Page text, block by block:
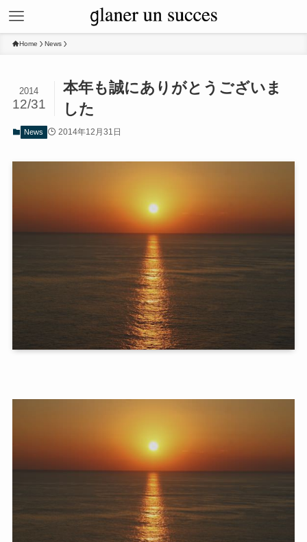
Home News
本年も誠にありがとうございま
した
2014
12/31
News 2014年12月31日